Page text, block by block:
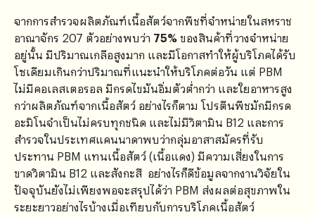
จากการสำรวจผลิตภัณฑ์เนื้อสัตว์จากพืชที่จำหน่ายในสหราช
อาณาจักร 207 ตัวอย่างพบว่า 75%ของสินค้าที่วางจำหน่าย
อยู่นั้น มีปริมาณเกลือสูงมาก และมีโอกาสทำให้ผู้บริโภคได้รับ
โซเดียมเกินกว่าปริมาณที่แนะนำให้บริโภคต่อวัน แต่ PBM
ไม่มีคอเลสเตอรอล มีกรดไขมันอิ่มตัวต่ำกว่า และใยอาหารสูง
กว่าผลิตภัณฑ์จากเนื้อสัตว์ อย่างไรก็ตาม โปรตีนพืชมักมีกรด
อะมิโนจำเป็นไม่ครบทุกชนิด และไม่มีวิตามิน B12 และการ
สำรวจในประเทศแคนนาดาพบว่ากลุ่มอาสาสมัครที่รับ
ประทาน PBM แทนเนื้อสัตว์ (เนื้อแดง) มีความเสี่ยงในการ
ขาดวิตามิน B12 และสังกะสี อย่างไรก็ดีข้อมูลจากงานวิจัยใน
ปัจจุบันยังไม่เพียงพอจะสรุปได้ว่า PBM ส่งผลต่อสุขภาพใน
ระยะยาวอย่างไรบ้างเมื่อเทียบกับการบริโภคเนื้อสัตว์